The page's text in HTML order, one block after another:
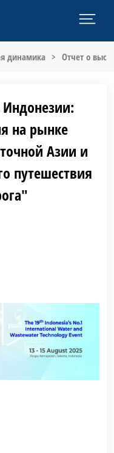
динамика > Отчет о
Индонезии:
на рынке
Азии и
путешествия